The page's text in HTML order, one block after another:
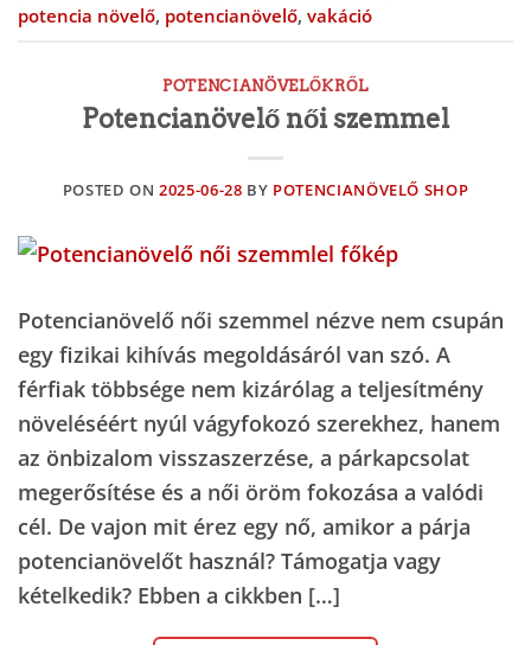
potencia növelő, potencianövelő, vakáció
POTENCIANÖVELŐKRŐL
Potencianövelő női szemmel
POSTED ON2025-06-28 BY POTENCIANÖVELŐ SHOP
Potencianövelő női szemmel nézve nem csupán
egy fizikai kihívás megoldásáról van szó. A
férfiak többsége nem kizárólag a teljesítmény
növeléséért nyúl vágyfokozó szerekhez, hanem
az önbizalom visszaszerzése, a párkapcsolat
megerősítése és a női öröm fokozása a valódi
cél. De vajon mit érez egy nő, amikor a párja
potencianövelőt használ? Támogatja vagy
kételkedik? Ebben a cikkben […]